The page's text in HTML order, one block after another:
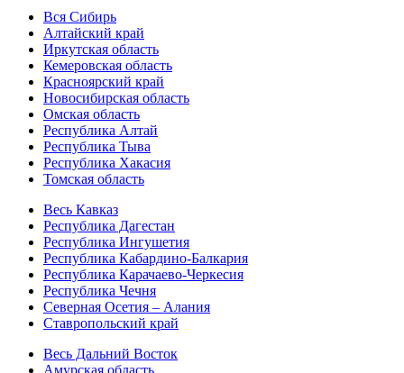
Вся Сибирь
Алтайский край
Иркутская область
Кемеровская область
Красноярский край
Новосибирская область
Омская область
Республика Алтай
Республика Тыва
Республика Хакасия
Томская область
Весь Кавказ
Республика Дагестан
Республика Ингушетия
Республика Кабардино-Балкария
Республика Карачаево-Черкесия
Республика Чечня
Северная Осетия – Алания
Ставропольский край
Весь Дальний Восток
Амурская область